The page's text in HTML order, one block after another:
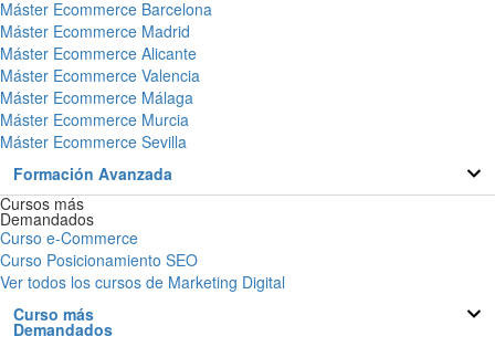
Máster Ecommerce Barcelona
Máster Ecommerce Madrid
Máster Ecommerce Alicante
Máster Ecommerce Valencia
Máster Ecommerce Málaga
Máster Ecommerce Murcia
Máster Ecommerce Sevilla
Formación Avanzada
Cursos más
Demandados
Curso e-Commerce
Curso Posicionamiento SEO
Ver todos los cursos de Marketing Digital
Curso más
Demandados